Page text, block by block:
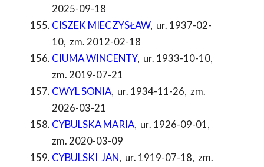
2025-09-18
CISZEK MIECZYSŁAW, ur. 1937-02-
10, zm. 2012-02-18
CIUMA WINCENTY, ur. 1933-10-10,
zm. 2019-07-21
CWYL SONIA, ur. 1934-11-26, zm.
2026-03-21
CYBULSKA MARIA, ur. 1926-09-01,
zm. 2020-03-09
CYBULSKI JAN, ur. 1919-07-18, zm.